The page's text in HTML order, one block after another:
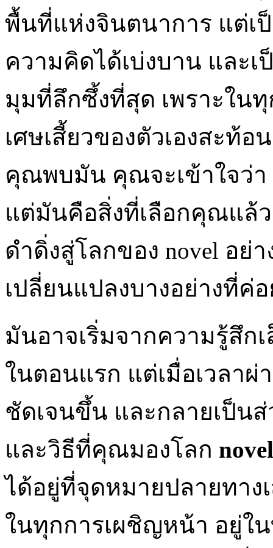
พื้นที่แห่งจินตนาการ แต่เ
ความคิดได้เบ่งบาน และ
มุมที่ลึกซึ้งที่สุด เพราะใน
เศษเสี้ยวของตัวเองสะท้
คุณพบมัน คุณจะเข้าใจว่า
แต่มันคือสิ่งที่เลือกคุณแล้
ดำดิ่งสู่โลกของ novel อย่
เปลี่ยนแปลงบางอย่างที่ค่
มันอาจเริ่มจากความรู้สึก
ในตอนแรก แต่เมื่อเวลา
ชัดเจนขึ้น และกลายเป็น
และวิธีที่คุณมองโลก novel
ได้อยู่ที่จุดหมายปลายทาง
ในทุกการเผชิญหน้า อยู่ใ